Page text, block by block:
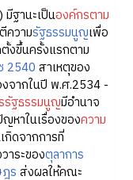
ฐานะเป็นองค์กรตาม
ความรัฐธรรมนูญเพื่อ
งขึ้นครั้งแรกตาม
2540 สาเหตุของ
จากในปี พ.ศ.2534 -
รัฐธรรมนูญมีอำนาจ
หาในเรื่องของความ
กิดจากการที่
าระของตุลาการ
ร ส่งผลให้คณะ